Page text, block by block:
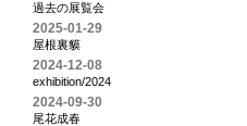
過去の展覧会
2025-01-29
屋根裏貘
2024-12-08
exhibition/2024
2024-09-30
尾花成春